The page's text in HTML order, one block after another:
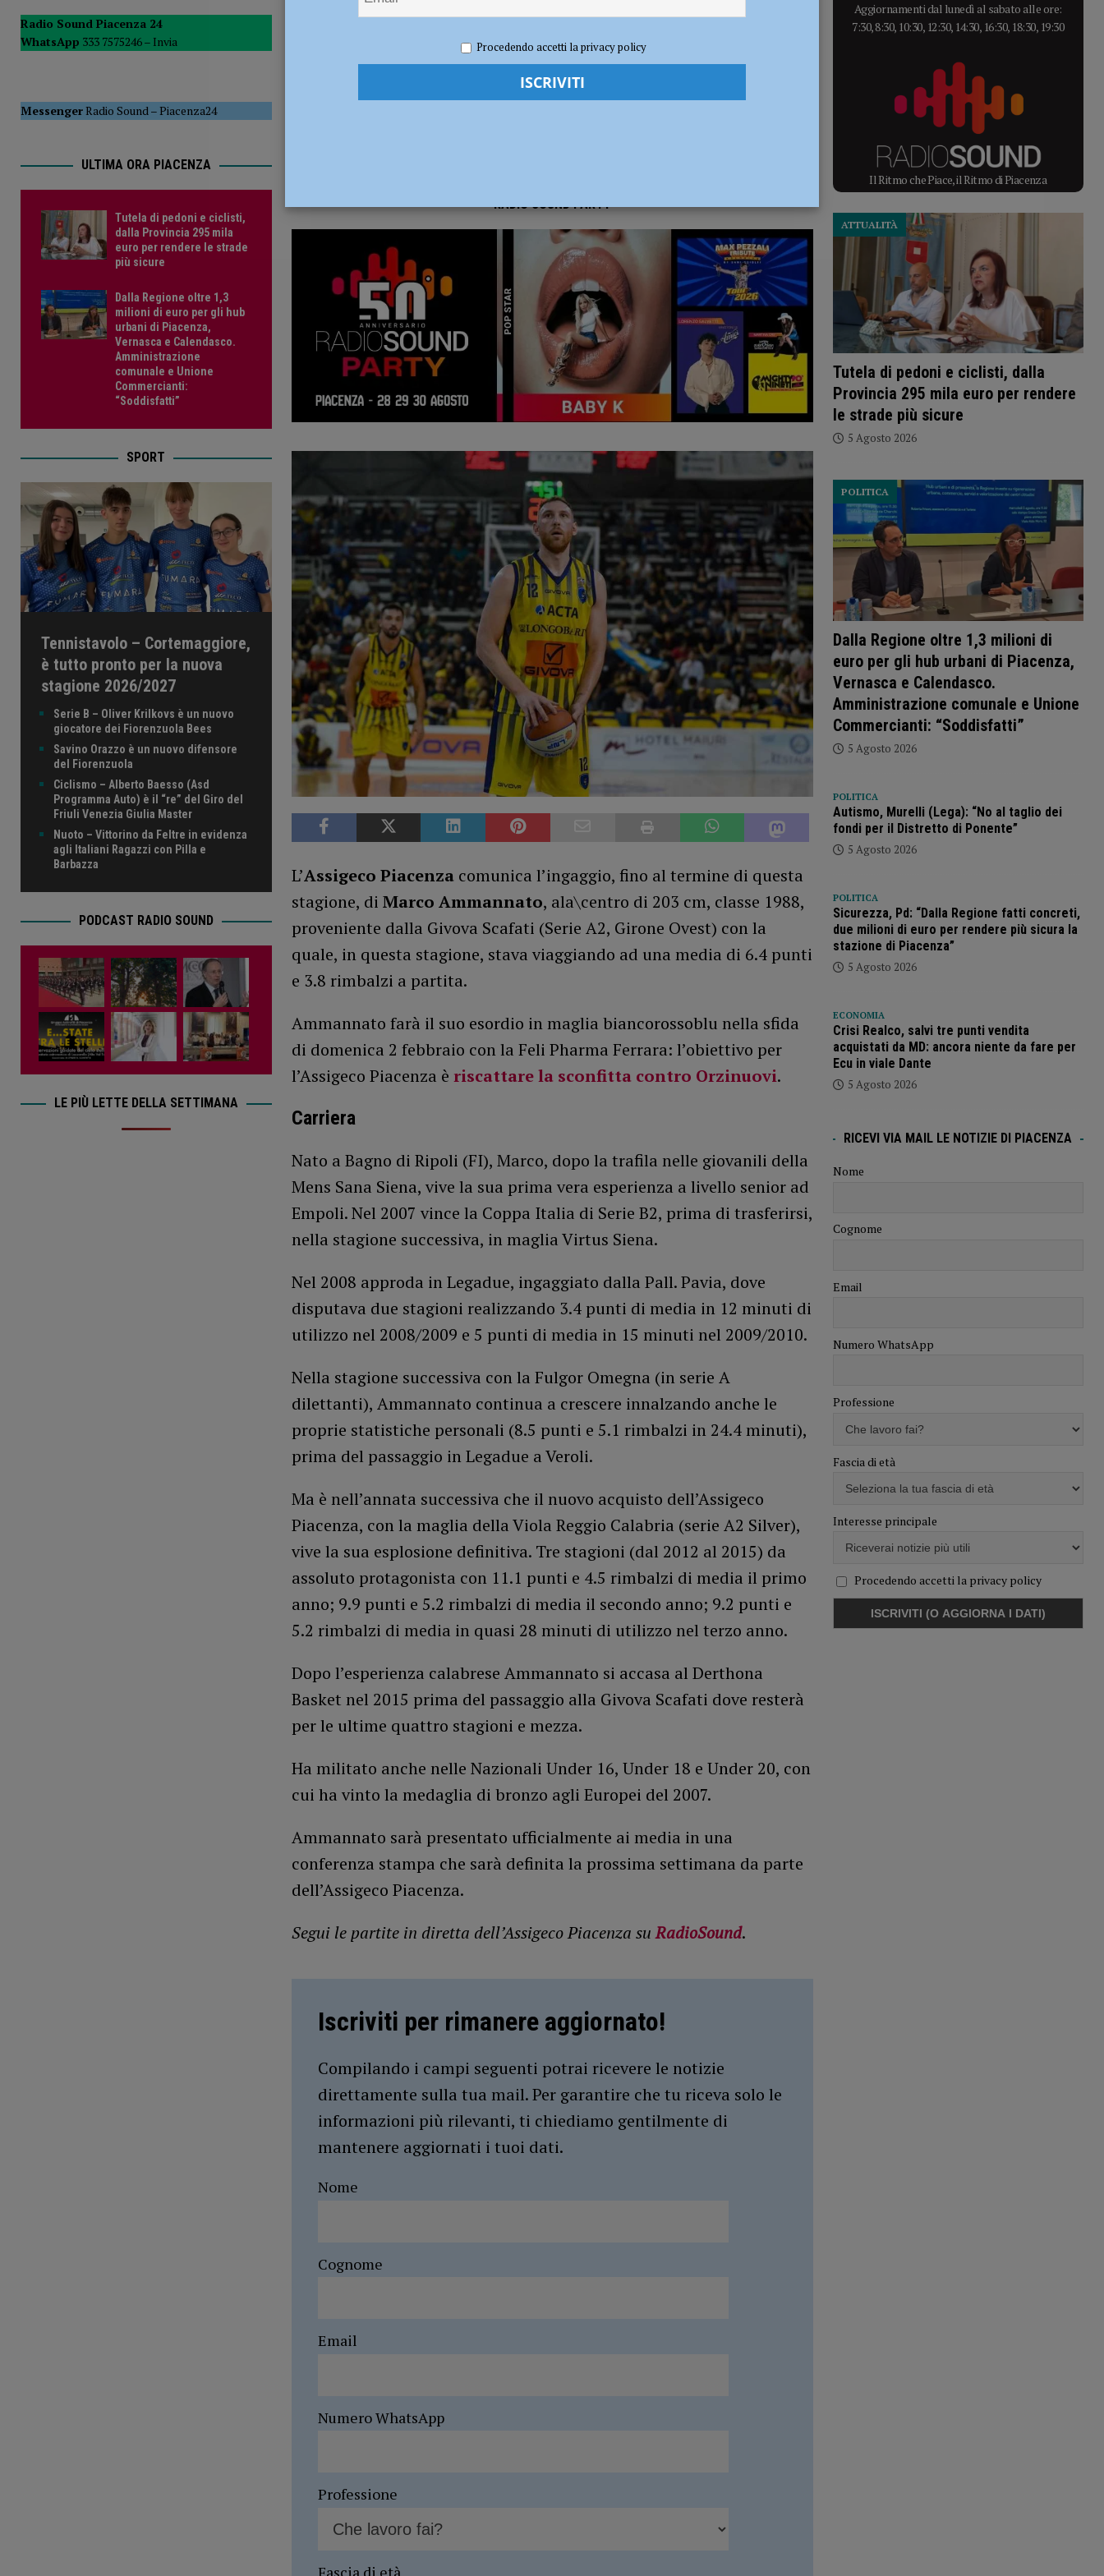
POLITICA
[ 5 Agosto 2026 ] Caldo estremo e asili nido, Tagliaferri (FdI): “Verificare subito la situazione nella provincia di Piacenza”
RADIO SOUND PARTY
L’Assigeco Piacenzacomunica l’ingaggio, fino al termine di questa
stagione, di Marco Ammannato, ala\centro di 203 cm, classe 1988,
proveniente dalla Givova Scafati (Serie A2, Girone Ovest) con la
quale, in questa stagione, stava viaggiando ad una media di 6.4 punti
e 3.8 rimbalzi a partita.
Ammannato farà il suo esordio in maglia biancorossoblu nella sfida
di domenica 2 febbraio con la Feli Pharma Ferrara: l’obiettivo per
l’Assigeco Piacenza è riscattare la sconfitta contro Orzinuovi.
Carriera
Nato a Bagno di Ripoli (FI), Marco, dopo la trafila nelle giovanili della
Mens Sana Siena, vive la sua prima vera esperienza a livello senior ad
Empoli. Nel 2007 vince la Coppa Italia di Serie B2, prima di trasferirsi,
nella stagione successiva, in maglia Virtus Siena.
Nel 2008 approda in Legadue, ingaggiato dalla Pall. Pavia, dove
disputava due stagioni realizzando 3.4 punti di media in 12 minuti di
utilizzo nel 2008/2009 e 5 punti di media in 15 minuti nel 2009/2010.
Nella stagione successiva con la Fulgor Omegna (in serie A
dilettanti), Ammannato continua a crescere innalzando anche le
proprie statistiche personali (8.5 punti e 5.1 rimbalzi in 24.4 minuti),
prima del passaggio in Legadue a Veroli.
Ma è nell’annata successiva che il nuovo acquisto dell’Assigeco
Piacenza, con la maglia della Viola Reggio Calabria (serie A2 Silver),
vive la sua esplosione definitiva. Tre stagioni (dal 2012 al 2015) da
assoluto protagonista con 11.1 punti e 4.5 rimbalzi di media il primo
anno; 9.9 punti e 5.2 rimbalzi di media il secondo anno; 9.2 punti e
5.2 rimbalzi di media in quasi 28 minuti di utilizzo nel terzo anno.
Dopo l’esperienza calabrese Ammannato si accasa al Derthona
Basket nel 2015 prima del passaggio alla Givova Scafati dove resterà
per le ultime quattro stagioni e mezza.
Ha militato anche nelle Nazionali Under 16, Under 18 e Under 20, con
cui ha vinto la medaglia di bronzo agli Europei del 2007.
Ammannato sarà presentato ufficialmente ai media in una
conferenza stampa che sarà definita la prossima settimana da parte
dell’Assigeco Piacenza.
Segui le partite in diretta dell’Assigeco Piacenza suRadioSound.
Iscriviti per rimanere aggiornato!
Compilando i campi seguenti potrai ricevere le notizie
direttamente sulla tua mail. Per garantire che tu riceva solo le
informazioni più rilevanti, ti chiediamo gentilmente di
mantenere aggiornati i tuoi dati.
Nome
Cognome
Email
Numero WhatsApp
Professione
Fascia di età
Radio Sound Piacenza 24
WhatsApp 333 7575246 – Invia
MessengerRadio Sound–Piacenza24
ULTIMA ORA PIACENZA
Tutela di pedoni e ciclisti,
dalla Provincia 295 mila
euro per rendere le strade
più sicure
Dalla Regione oltre 1,3
milioni di euro per gli hub
urbani di Piacenza,
Vernasca e Calendasco.
Amministrazione
comunale e Unione
Commercianti:
“Soddisfatti”
SPORT
Tennistavolo – Cortemaggiore,
è tutto pronto per la nuova
stagione 2026/2027
Serie B – Oliver Krilkovs è un nuovo
giocatore dei Fiorenzuola Bees
Savino Orazzo è un nuovo difensore
del Fiorenzuola
Ciclismo – Alberto Baesso (Asd
Programma Auto) è il “re” del Giro del
Friuli Venezia Giulia Master
Nuoto – Vittorino da Feltre in evidenza
agli Italiani Ragazzi con Pilla e
Barbazza
PODCAST RADIO SOUND
LE PIÙ LETTE DELLA SETTIMANA
Aggiornamenti dal lunedì al sabato alle ore:
7:30, 8:30, 10:30, 12:30, 14:30, 16:30, 18:30, 19:30
Il Ritmo che Piace, il Ritmo di Piacenza
Tutela di pedoni e ciclisti, dalla
Provincia 295 mila euro per rendere
le strade più sicure
ATTUALITÀ
5 Agosto 2026
Dalla Regione oltre 1,3 milioni di
euro per gli hub urbani di Piacenza,
Vernasca e Calendasco.
Amministrazione comunale e Unione
Commercianti: “Soddisfatti”
POLITICA
5 Agosto 2026
POLITICA
Autismo, Murelli (Lega): “No al taglio dei
fondi per il Distretto di Ponente”
5 Agosto 2026
POLITICA
Sicurezza, Pd: “Dalla Regione fatti concreti,
due milioni di euro per rendere più sicura la
stazione di Piacenza”
5 Agosto 2026
ECONOMIA
Crisi Realco, salvi tre punti vendita
acquistati da MD: ancora niente da fare per
Ecu in viale Dante
5 Agosto 2026
RICEVI VIA MAIL LE NOTIZIE DI PIACENZA
Nome
Cognome
Email
Numero WhatsApp
Professione
Fascia di età
Interesse principale
Procedendo accetti la privacy policy
Procedendo accetti la privacy policy